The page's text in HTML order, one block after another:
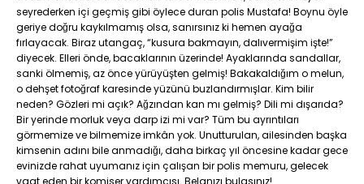
seyrederken içi geçmiş gibi öylece duran polis Mustafa! Boynu öyle
geriye doğru kaykılmamış olsa, sanırsınız ki hemen ayağa
fırlayacak. Biraz utangaç, “kusura bakmayın, dalıvermişim işte!”
diyecek. Elleri önde, bacaklarının üzerinde! Ayaklarında sandallar,
sanki ölmemiş, az önce yürüyüşten gelmiş! Bakakaldığım o melun,
o dehşet fotoğraf karesinde yüzünü buzlandırmışlar. Kim bilir
neden? Gözleri mi açık? Ağzından kan mı gelmiş? Dili mi dışarıda?
Bir yerinde morluk veya darp izi mi var? Tüm bu ayrıntıları
görmemize ve bilmemize imkân yok. Unutturulan, ailesinden başka
kimsenin adını bile anmadığı, daha birkaç yıl öncesine kadar gece
evinizde rahat uyumanız için çalışan bir polis memuru, gelecek